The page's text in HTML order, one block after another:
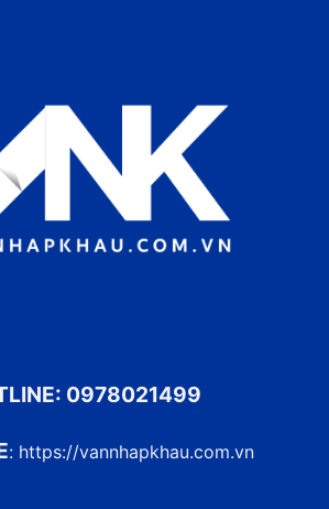
0978021499
: https://vannhapkhau.com.vn